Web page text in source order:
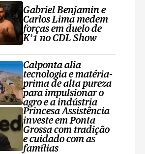
Gabriel Benjamin e
Carlos Lima medem
forças em duelo de
K’1 no CDL Show
Calponta alia
tecnologia e matéria-
prima de alta pureza
para impulsionar o
agro e a indústria
Princesa Assistência
investe em Ponta
Grossa com tradição
e cuidado com as
famílias